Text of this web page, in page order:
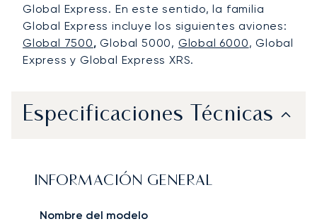
Global Express. En este sentido, la familia
Global Express incluye los siguientes aviones:
Global 7500,Global 5000, Global 6000, Global
Express y Global Express XRS.
Especificaciones Técnicas
INFORMACIÓN GENERAL
Nombre del modelo